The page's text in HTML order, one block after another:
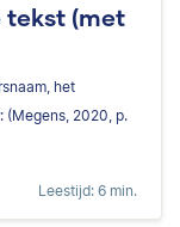
tekst (met
het
(Megens, 2020, p.
Leestijd: 6 min.